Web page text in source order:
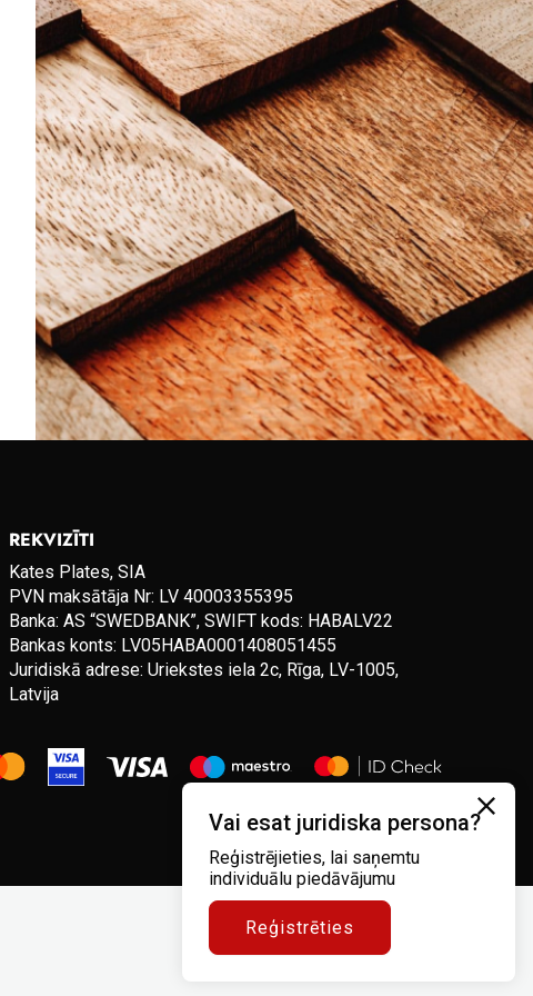
REKVIZĪTI
Kates Plates, SIA
PVN maksātāja Nr: LV 40003355395
Banka: AS “SWEDBANK”, SWIFT kods: HABALV22
Bankas konts: LV05HABA0001408051455
Juridiskā adrese: Uriekstes iela 2c, Rīga, LV-1005,
Latvija
Noteikumi
Vai esat juridiska persona?
Reģistrējieties, lai saņemtu
individuālu piedāvājumu
Reģistrēties